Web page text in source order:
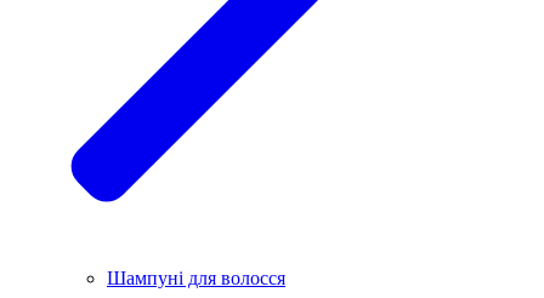
Шампуні для волосся